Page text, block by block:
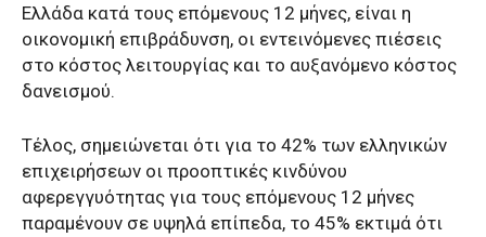
Ελλάδα κατά τους επόμενους 12 μήνες, είναι η
οικονομική επιβράδυνση, οι εντεινόμενες πιέσεις
στο κόστος λειτουργίας και το αυξανόμενο κόστος
δανεισμού.
Τέλος, σημειώνεται ότι για το 42% των ελληνικών
επιχειρήσεων οι προοπτικές κινδύνου
αφερεγγυότητας για τους επόμενους 12 μήνες
παραμένουν σε υψηλά επίπεδα, το 45% εκτιμά ότι